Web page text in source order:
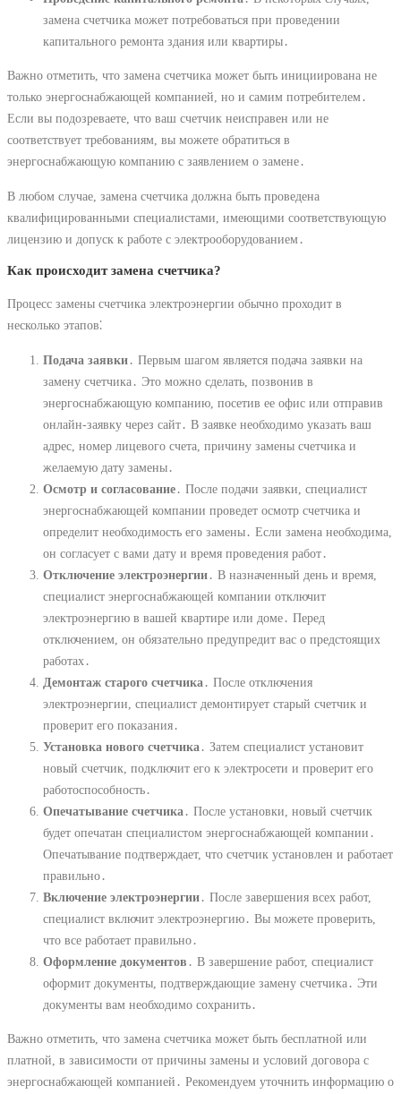
замена счетчика может потребоваться при проведении
капитального ремонта здания или квартиры․
Важно отметить, что замена счетчика может быть инициирована не
только энергоснабжающей компанией, но и самим потребителем․
Если вы подозреваете, что ваш счетчик неисправен или не
соответствует требованиям, вы можете обратиться в
энергоснабжающую компанию с заявлением о замене․
В любом случае, замена счетчика должна быть проведена
квалифицированными специалистами, имеющими соответствующую
лицензию и допуск к работе с электрооборудованием․
Как происходит замена счетчика?
Процесс замены счетчика электроэнергии обычно проходит в
несколько этапов⁚
Подача заявки․ Первым шагом является подача заявки на
замену счетчика․ Это можно сделать, позвонив в
энергоснабжающую компанию, посетив ее офис или отправив
онлайн-заявку через сайт․ В заявке необходимо указать ваш
адрес, номер лицевого счета, причину замены счетчика и
желаемую дату замены․
Осмотр и согласование․ После подачи заявки, специалист
энергоснабжающей компании проведет осмотр счетчика и
определит необходимость его замены․ Если замена необходима,
он согласует с вами дату и время проведения работ․
Отключение электроэнергии․ В назначенный день и время,
специалист энергоснабжающей компании отключит
электроэнергию в вашей квартире или доме․ Перед
отключением, он обязательно предупредит вас о предстоящих
работах․
Демонтаж старого счетчика ․ После отключения
электроэнергии, специалист демонтирует старый счетчик и
проверит его показания․
Установка нового счетчика ․ Затем специалист установит
новый счетчик, подключит его к электросети и проверит его
работоспособность․
Опечатывание счетчика ․ После установки, новый счетчик
будет опечатан специалистом энергоснабжающей компании․
Опечатывание подтверждает, что счетчик установлен и работает
правильно․
Включение электроэнергии․ После завершения всех работ,
специалист включит электроэнергию․ Вы можете проверить,
что все работает правильно․
Оформление документов ․ В завершение работ, специалист
оформит документы, подтверждающие замену счетчика․ Эти
документы вам необходимо сохранить․
Важно отметить, что замена счетчика может быть бесплатной или
платной, в зависимости от причины замены и условий договора с
энергоснабжающей компанией․ Рекомендуем уточнить информацию о